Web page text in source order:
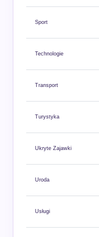
Sport
Technologie
Transport
Turystyka
Ukryte Zajawki
Uroda
Usługi